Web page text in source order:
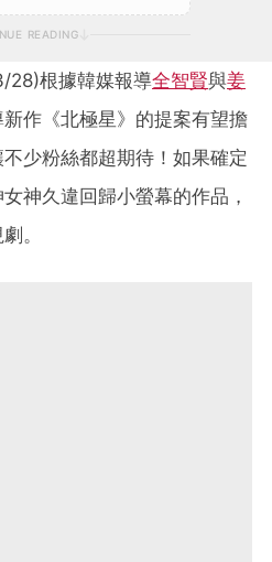
READING
28)根據韓媒報導全智賢與姜
作《北極星》的提案有望擔
少粉絲都超期待！如果確定
神久違回歸小螢幕的作品，
。